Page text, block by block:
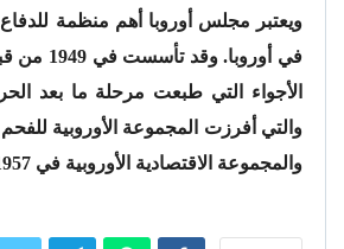
ويعتبر مجلس أوروبا أهم منظمة
في
الأجواء التي طبعت مرحلة ما بعد
والمجموعة الاقتصادية الأوروبية في 1957.